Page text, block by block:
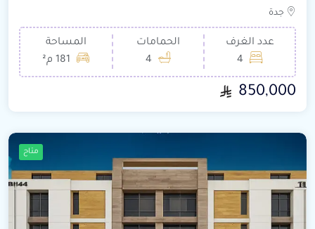
جدة
عدد الغرف
4
الحمامات
4
المساحة
181 م²
850,000
متاح